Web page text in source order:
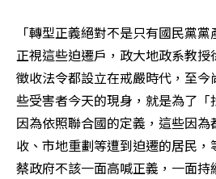
「轉型正義絕對不是只有國民黨
正視這些迫遷戶，政大地政系教
徵收法令都設立在戒嚴時代，至
些受害者今天的現身，就是為了「
因為依照聯合國的定義，這些因
收、市地重劃等遭到迫遷的居民，
蔡政府不該一面高喊正義，一面